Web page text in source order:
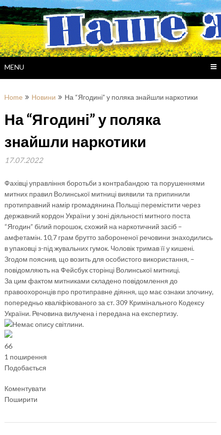
Skip
to
content
MENU
Home Новини На “Ягодині” у поляка знайшли наркотики
На “Ягодині” у поляка
знайшли наркотики
17.07.2022
Фахівці управління боротьби з контрабандою та порушеннями
митних правил Волинської митниці виявили та припинили
протиправний намір громадянина Польщі перемістити через
державний кордон України у зоні діяльності митного поста
“Ягодин” білий порошок, схожий на наркотичний засіб –
амфетамін. 10,7 грам брутто забороненої речовини знаходились
в упаковці з-під жувальних гумок. Чоловік тримав її у кишені.
Згодом пояснив, що возить для особистого використання, –
повідомляють на Фейсбук сторінці Волинської митниці.
За цим фактом митниками складено повідомлення до
правоохоронців про протиправне діяння, що має ознаки злочину,
попередньо кваліфікованого за ст. 309 Кримінального Кодексу
України. Речовина вилучена і передана на експертизу.
66
1 поширення
Подобається
Коментувати
Поширити